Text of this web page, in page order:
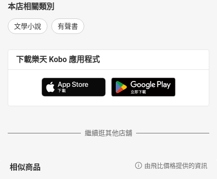
本店相關類別
文學小說 有聲書
下載樂天 Kobo 應用程式
繼續逛其他店舖
相似商品 由飛比價格提供的資訊